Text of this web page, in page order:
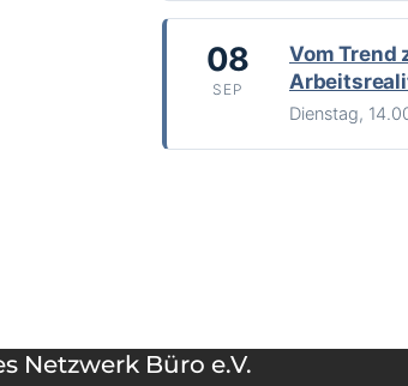
08
SEP
Vom Trend
Dienstag,
Netzwerk Büro e.V.